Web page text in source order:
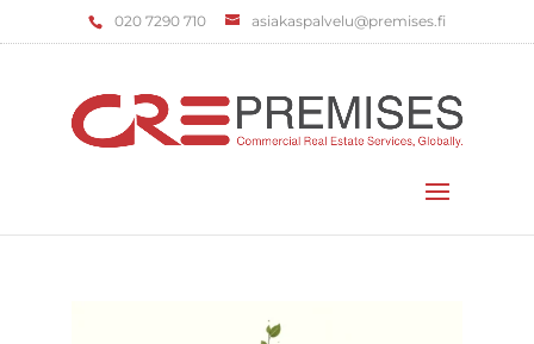
‌020 7290 710 asiakaspalvelu@premises.fi